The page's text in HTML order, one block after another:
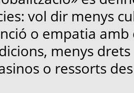
vol dir menys
o empatia
menys
o ressorts